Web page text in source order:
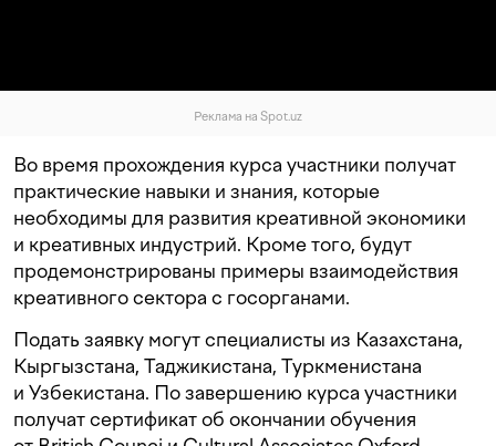
Реклама на Spot.uz
Во время прохождения курса участники получат
практические навыки и знания, которые
необходимы для развития креативной экономики
и креативных индустрий. Кроме того, будут
продемонстрированы примеры взаимодействия
креативного сектора с госорганами.
Подать заявку могут специалисты из Казахстана,
Кыргызстана, Таджикистана, Туркменистана
и Узбекистана. По завершению курса участники
получат сертификат об окончании обучения